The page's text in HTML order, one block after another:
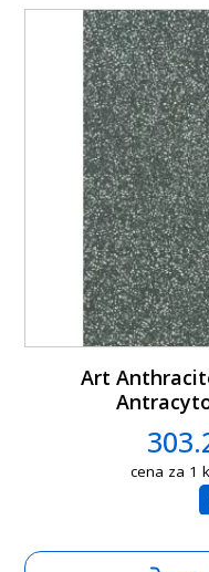
Art
cena za 1